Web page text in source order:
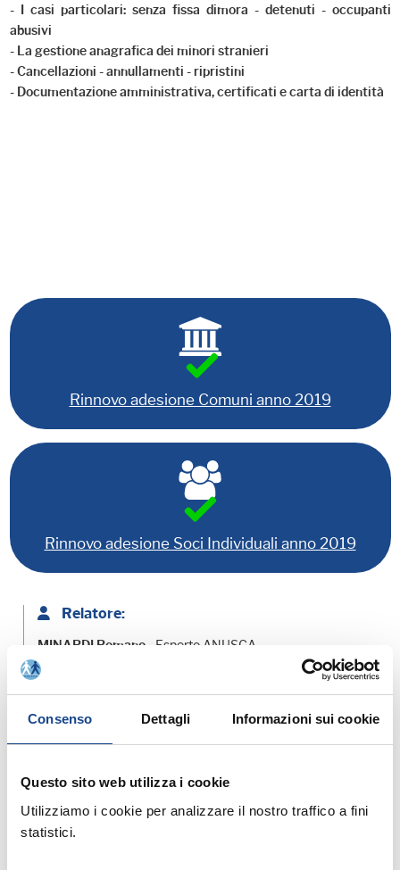
Consenso Dettagli Informazioni sui cookie
Questo sito web utilizza i cookie
Utilizziamo i cookie per analizzare il nostro traffico a fini
statistici.
- I casi particolari: senza fissa dimora - detenuti - occupanti
abusivi
- La gestione anagrafica dei minori stranieri
- Cancellazioni - annullamenti - ripristini
- Documentazione amministrativa, certificati e carta di identità
Rinnovo adesione Comuni anno 2019
Rinnovo adesione Soci Individuali anno 2019
Relatore:
MINARDI Romano- Esperto ANUSCA